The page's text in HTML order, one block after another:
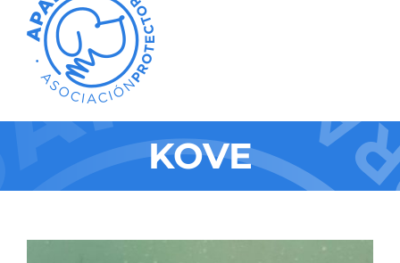
KOVE